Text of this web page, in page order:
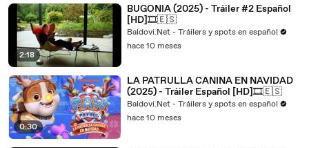
2:18
BUGONIA (2025) - Tráiler #2 Español
[HD]🎞️🇪🇸
Baldovi.Net - Tráilers y spots en español
hace 10 meses
0:30
LA PATRULLA CANINA EN NAVIDAD
(2025) - Tráiler Español [HD]🎞️🇪🇸
Baldovi.Net - Tráilers y spots en español
hace 10 meses